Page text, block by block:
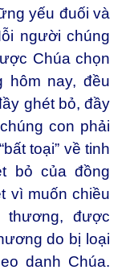
yếu đuối và
người chúng
Chúa chọn
hôm nay, đều
ghét bỏ, đầy
con phải
toại” về tinh
bỏ của đồng
vì muốn chiều
được
do bị loại
danh Chúa.